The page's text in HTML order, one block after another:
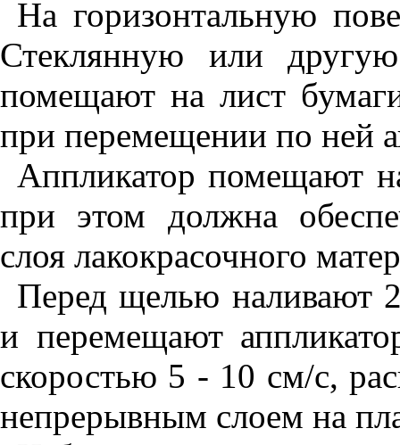
На горизонтальную
Стеклянную или
помещают на лист
при перемещении по ней
Аппликатор помещают
при этом должна
слоя лакокрасочного
Перед щелью наливают
и перемещают
скоростью 5 - 10 см/с,
непрерывным слоем на